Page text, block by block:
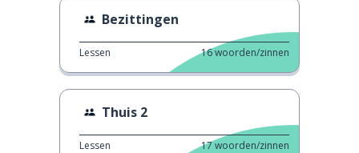
Bezittingen
Lessen 16woorden/zinnen
Thuis 2
Lessen 17woorden/zinnen